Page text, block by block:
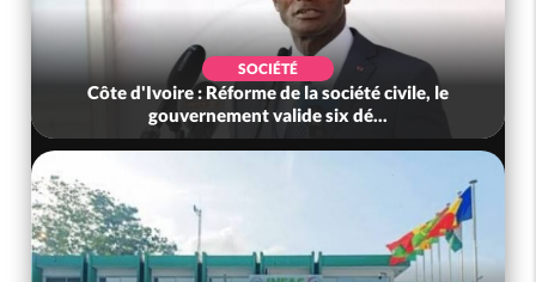
SOCIÉTÉ
Côte d'Ivoire : Réforme de la société civile, le
gouvernement valide six dé...